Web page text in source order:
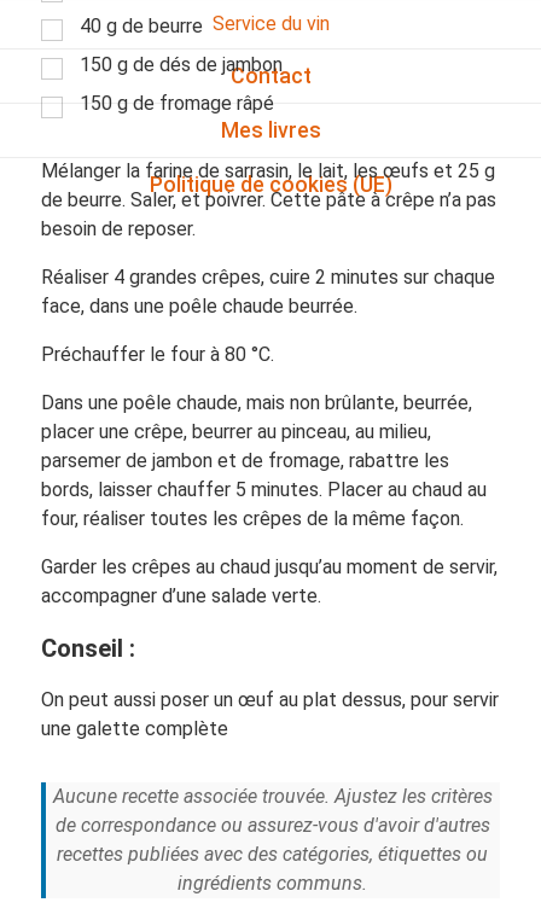
Service du vin
Contact
Mes livres
Politique de cookies (UE)
40 g de beurre
150 g de dés de jambon
150 g de fromage râpé
Mélanger la farine de sarrasin, le lait, les œufs et 25 g
de beurre. Saler, et poivrer. Cette pâte à crêpe n’a pas
besoin de reposer.
Réaliser 4 grandes crêpes, cuire 2 minutes sur chaque
face, dans une poêle chaude beurrée.
Préchauffer le four à 80 °C.
Dans une poêle chaude, mais non brûlante, beurrée,
placer une crêpe, beurrer au pinceau, au milieu,
parsemer de jambon et de fromage, rabattre les
bords, laisser chauffer 5 minutes. Placer au chaud au
four, réaliser toutes les crêpes de la même façon.
Garder les crêpes au chaud jusqu’au moment de servir,
accompagner d’une salade verte.
Conseil :
On peut aussi poser un œuf au plat dessus, pour servir
une galette complète
Aucune recette associée trouvée. Ajustez les critères
de correspondance ou assurez-vous d'avoir d'autres
recettes publiées avec des catégories, étiquettes ou
ingrédients communs.